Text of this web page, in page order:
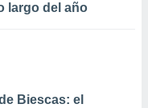
largo del año
Biescas: el